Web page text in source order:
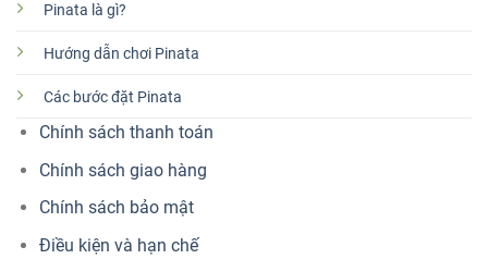
Pinata là gì?
Hướng dẫn chơi Pinata
Các bước đặt Pinata
Chính sách thanh toán
Chính sách giao hàng
Chính sách bảo mật
Điều kiện và hạn chế